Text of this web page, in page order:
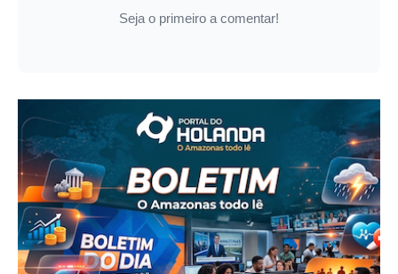
Seja o primeiro a comentar!